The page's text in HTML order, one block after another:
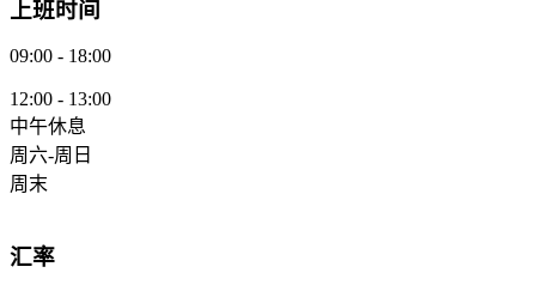
上班时间
09:00 - 18:00
12:00 - 13:00
中午休息
周六-周日
周末
汇率